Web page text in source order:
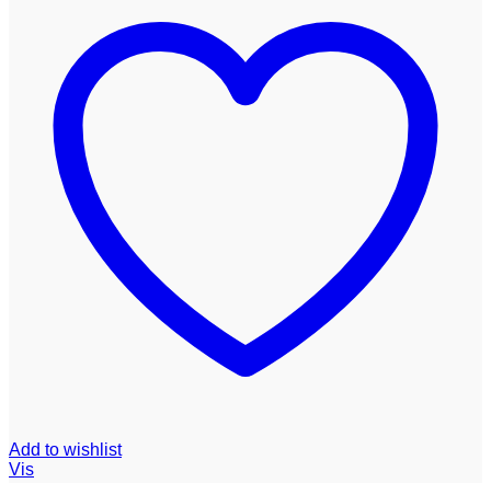
Add to wishlist
Vis